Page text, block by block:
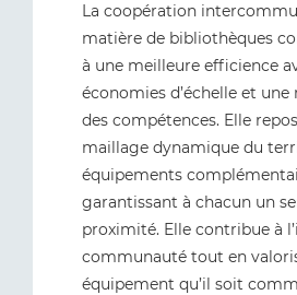
La coopération
matière de bibliothèques
à une meilleure efficience
économies d’échelle et
des compétences. Elle
maillage dynamique du
équipements
garantissant à chacun un
proximité. Elle contribue à
communauté tout en
équipement qu’il soit